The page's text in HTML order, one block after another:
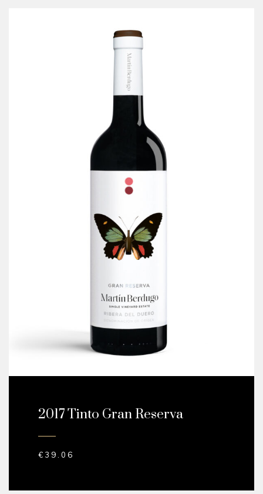
2017 Tinto Gran Reserva
€ 39.06